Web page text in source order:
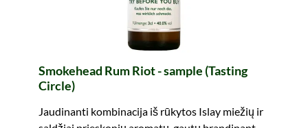
Smokehead Rum Riot - sample (Tasting
Circle)
Jaudinanti kombinacija iš rūkytos Islay miežių ir